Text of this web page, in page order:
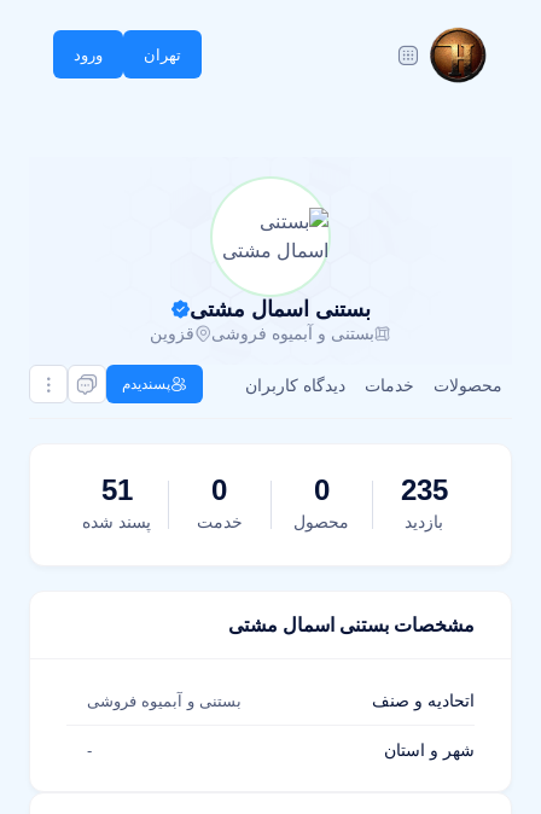
تهران ورود
بستنی اسمال مشتی
بستنی و آبمیوه فروشی قزوین
محصولات خدمات دیدگاه کاربران پسندیدم
235
بازدید
0
محصول
0
خدمت
51
پسند شده
مشخصات بستنی اسمال مشتی
اتحادیه و صنف بستنی و آبمیوه فروشی
شهر و استان -